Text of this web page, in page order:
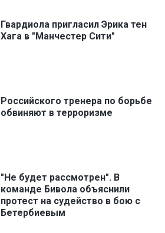
Гвардиола пригласил Эрика тен
Хага в "Манчестер Сити"
Российского тренера по борьбе
обвиняют в терроризме
"Не будет рассмотрен". В
команде Бивола объяснили
протест на судейство в бою с
Бетербиевым